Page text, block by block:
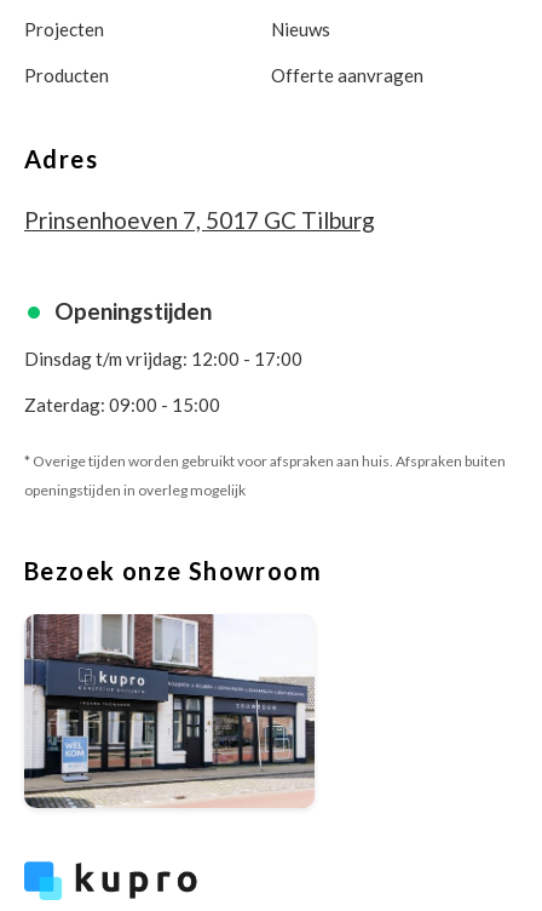
Projecten
Producten
Nieuws
Offerte aanvragen
Adres
Prinsenhoeven 7, 5017 GC Tilburg
Openingstijden
Dinsdag t/m vrijdag: 12:00 - 17:00
Zaterdag: 09:00 - 15:00
* Overige tijden worden gebruikt voor afspraken aan huis. Afspraken buiten
openingstijden in overleg mogelijk
Bezoek onze Showroom